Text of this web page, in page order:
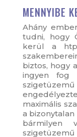
MENNYIBE
Ahány
tudni, hogy
kerül a
biztos, hogy
ingyen fog
maximális
a
bármilyen